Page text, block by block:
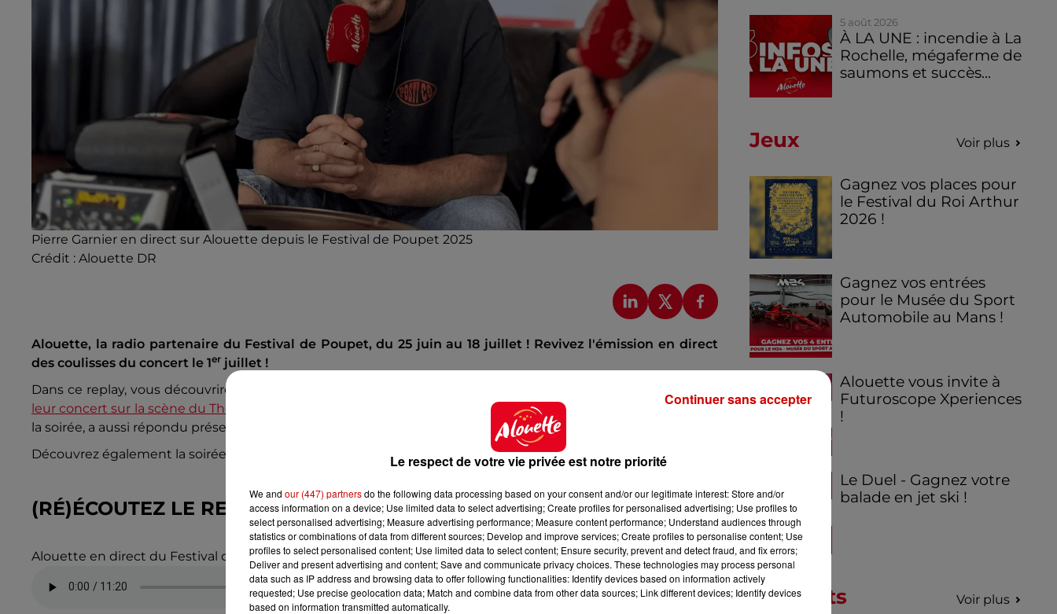
Pierre Garnier en direct sur Alouette depuis le Festival de Poupet 2025
Crédit : Alouette DR
Alouette, la radio partenaire du Festival de Poupet, du 25 juin au 18 juillet ! Revivez l'émission en direct
des coulisses du concert le 1er juillet !
Dans ce replay, vous découvrirez les confidences de
leur concert sur la scène du Théâtre de Verdure
Lancelot, programmé en première partie de
la soirée, a aussi répondu présent au micro d'Alouette.
Découvrez également la soirée en images, dans notre
galerie photos
(RÉ)ÉCOUTEZ LE REPLAY DE L’ÉMISSION :
Alouette en direct du Festival de Poupet avec Lancelot, Jérémy Frerot et Pierre Garnier : le replay
5 août 2026
À LA UNE : incendie à La
Rochelle, mégaferme de
saumons et succès...
Jeux Voir plus
Gagnez vos places pour
le Festival du Roi Arthur
2026 !
Gagnez vos entrées
pour le Musée du Sport
Automobile au Mans !
Alouette vous invite à
Futuroscope Xperiences
!
Le Duel - Gagnez votre
balade en jet ski !
Podcasts Voir plus
Le respect de votre vie privée est notre priorité
We and our (447) partnersdo the following data processing based on your consent and/or our legitimate interest: Store and/or
access information on a device; Use limited data to select advertising; Create profiles for personalised advertising; Use profiles to
select personalised advertising; Measure advertising performance; Measure content performance; Understand audiences through
statistics or combinations of data from different sources; Develop and improve services; Create profiles to personalise content; Use
profiles to select personalised content; Use limited data to select content; Ensure security, prevent and detect fraud, and fix errors;
Deliver and present advertising and content; Save and communicate privacy choices. These technologies may process personal
data such as IP address and browsing data to offer following functionalities: Identify devices based on information actively
requested; Use precise geolocation data; Match and combine data from other data sources; Link different devices; Identify devices
based on information transmitted automatically.
Continuer sans accepter